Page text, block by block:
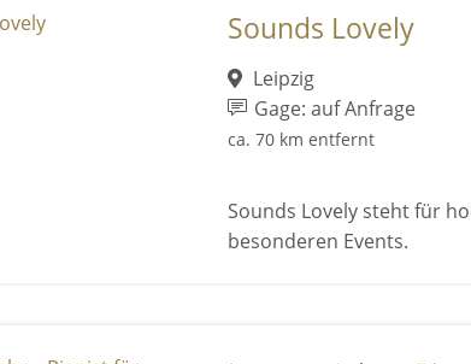
Sounds Lovely
Leipzig
Gage: auf Anfrage
ca. 70 km entfernt
Sounds Lovely steht für
besonderen Events.